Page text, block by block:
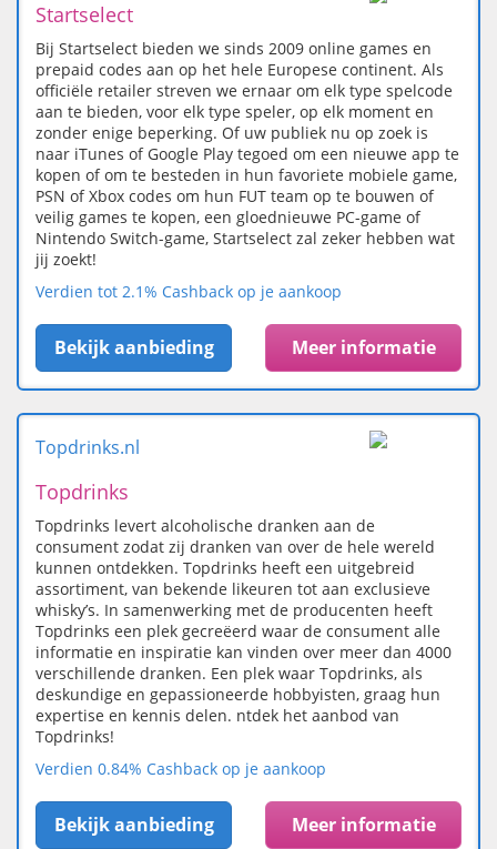
Startselect
Bij Startselect bieden we sinds 2009 online games en
prepaid codes aan op het hele Europese continent. Als
officiële retailer streven we ernaar om elk type spelcode
aan te bieden, voor elk type speler, op elk moment en
zonder enige beperking. Of uw publiek nu op zoek is
naar iTunes of Google Play tegoed om een nieuwe app te
kopen of om te besteden in hun favoriete mobiele game,
PSN of Xbox codes om hun FUT team op te bouwen of
veilig games te kopen, een gloednieuwe PC-game of
Nintendo Switch-game, Startselect zal zeker hebben wat
jij zoekt!
Verdien tot 2.1% Cashback op je aankoop
Bekijk aanbieding Meer informatie
Topdrinks.nl
Topdrinks
Topdrinks levert alcoholische dranken aan de
consument zodat zij dranken van over de hele wereld
kunnen ontdekken. Topdrinks heeft een uitgebreid
assortiment, van bekende likeuren tot aan exclusieve
whisky’s. In samenwerking met de producenten heeft
Topdrinks een plek gecreëerd waar de consument alle
informatie en inspiratie kan vinden over meer dan 4000
verschillende dranken. Een plek waar Topdrinks, als
deskundige en gepassioneerde hobbyisten, graag hun
expertise en kennis delen. ntdek het aanbod van
Topdrinks!
Verdien 0.84% Cashback op je aankoop
Bekijk aanbieding Meer informatie